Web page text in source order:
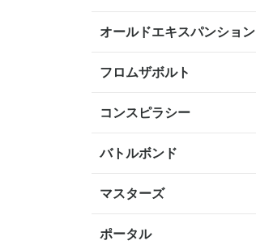
オールドエキスパンション
フロムザボルト
コンスピラシー
バトルボンド
マスターズ
ポータル